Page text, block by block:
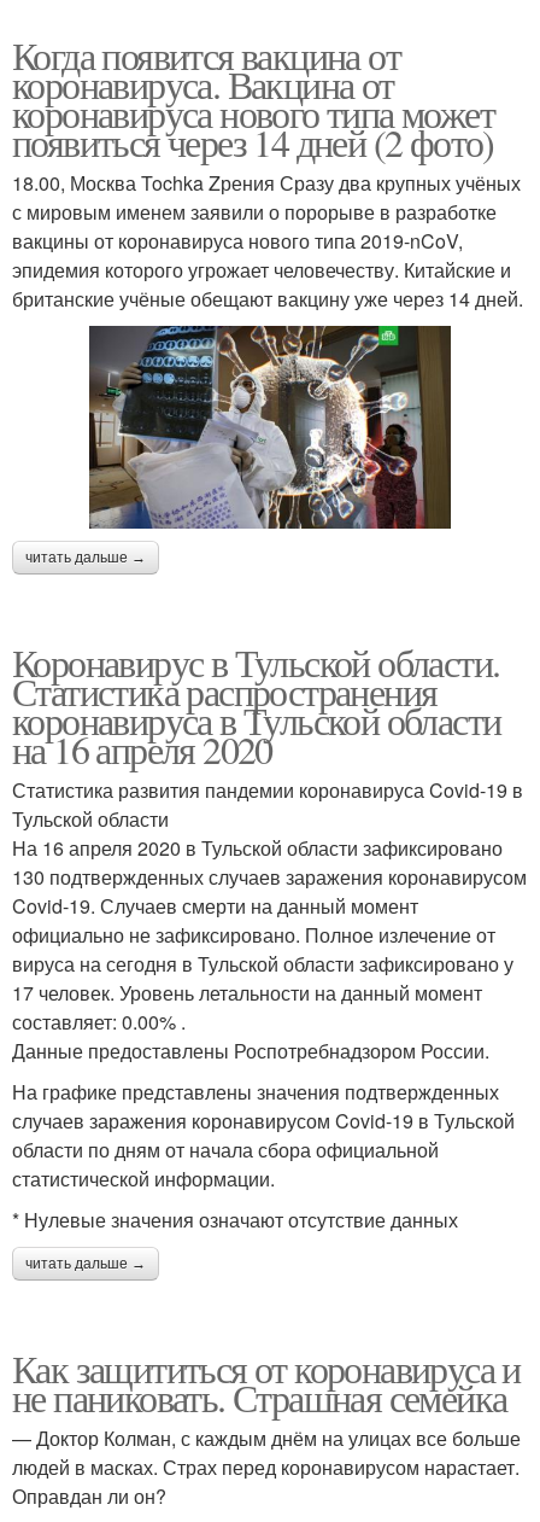
Когда появится вакцина от
коронавируса. Вакцина от
коронавируса нового типа может
появиться через 14 дней (2 фото)
18.00, Москва Tochka Zрения Сразу два крупных учёных
с мировым именем заявили о порорыве в разработке
вакцины от коронавируса нового типа 2019-nCoV,
эпидемия которого угрожает человечеству. Китайские и
британские учёные обещают вакцину уже через 14 дней.
читать дальше →
Коронавирус в Тульской области.
Статистика распространения
коронавируса в Тульской области
на 16 апреля 2020
Статистика развития пандемии коронавируса Covid-19 в
Тульской области
На 16 апреля 2020 в Тульской области зафиксировано
130 подтвержденных случаев заражения коронавирусом
Covid-19. Случаев смерти на данный момент
официально не зафиксировано. Полное излечение от
вируса на сегодня в Тульской области зафиксировано у
17 человек. Уровень летальности на данный момент
составляет: 0.00% .
Данные предоставлены Роспотребнадзором России.
На графике представлены значения подтвержденных
случаев заражения коронавирусом Covid-19 в Тульской
области по дням от начала сбора официальной
статистической информации.
* Нулевые значения означают отсутствие данных
читать дальше →
Как защититься от коронавируса и
не паниковать. Страшная семейка
— Доктор Колман, с каждым днём на улицах все больше
людей в масках. Страх перед коронавирусом нарастает.
Оправдан ли он?